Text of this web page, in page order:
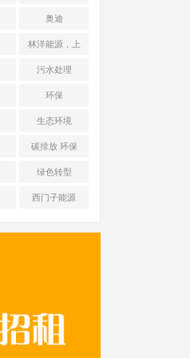
能源 光伏+储能
奥迪
林洋能源，上
海舜华新能源
污水处理
环保
生态环境
碳排放 环保
绿色转型
西门子能源